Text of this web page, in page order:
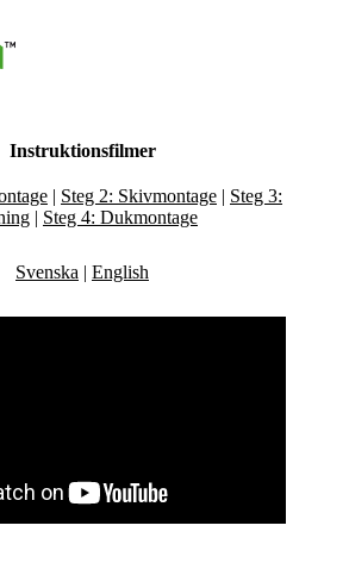
Instruktionsfilmer
| Steg 2: Skivmontage | Steg 3:
| Steg 4: Dukmontage
Svenska | English